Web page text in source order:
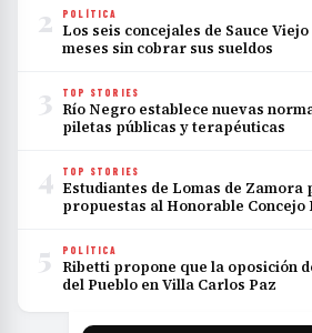
2 POLÍTICA
Los seis concejales de Sauce
meses sin cobrar sus sueldos
3 TOP STORIES
Río Negro establece nuevas
piletas públicas y terapéuticas
4 TOP STORIES
Estudiantes de Lomas de Zamora
propuestas al Honorable Concejo
5 POLÍTICA
Ribetti propone que la oposición
del Pueblo en Villa Carlos Paz